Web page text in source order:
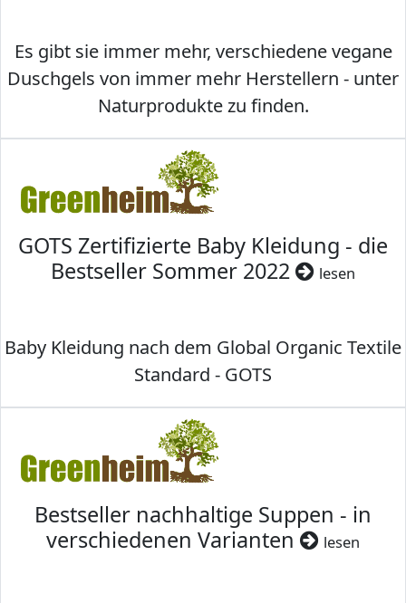
Es gibt sie immer mehr, verschiedene vegane
Duschgels von immer mehr Herstellern - unter
Naturprodukte zu finden.
GOTS Zertifizierte Baby Kleidung - die
Bestseller Sommer 2022
lesen
Baby Kleidung nach dem Global Organic Textile
Standard - GOTS
Bestseller nachhaltige Suppen - in
verschiedenen Varianten
lesen